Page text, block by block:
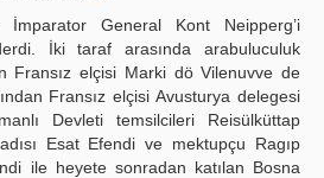
İmparator General Kont Neipperg’i
İki taraf arasında arabuluculuk
Fransız elçisi Marki dö Vilenuvve de
Fransız elçisi Avusturya delegesi
Devleti temsilcileri Reisülküttap
Esat Efendi ve mektupçu Ragıp
ile heyete sonradan katılan Bosna